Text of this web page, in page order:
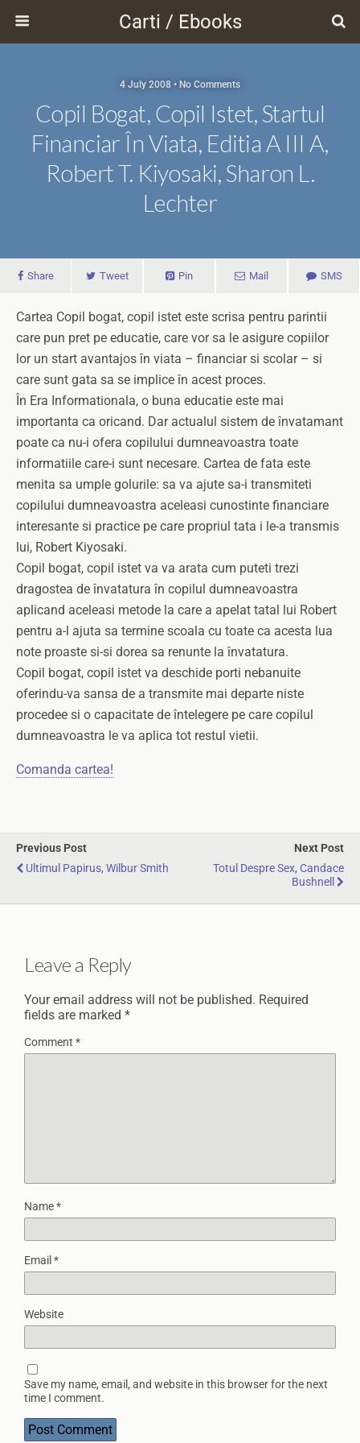
Carti / Ebooks
4 July 2008 • No Comments
Copil Bogat, Copil Istet, Startul
Financiar În Viata, Editia A III A,
Robert T. Kiyosaki, Sharon L.
Lechter
Share Tweet Pin Mail SMS
Cartea Copil bogat, copil istet este scrisa pentru parintii
care pun pret pe educatie, care vor sa le asigure copiilor
lor un start avantajos în viata – financiar si scolar – si
care sunt gata sa se implice în acest proces.
În Era Informationala, o buna educatie este mai
importanta ca oricand. Dar actualul sistem de învatamant
poate ca nu-i ofera copilului dumneavoastra toate
informatiile care-i sunt necesare. Cartea de fata este
menita sa umple golurile: sa va ajute sa-i transmiteti
copilului dumneavoastra aceleasi cunostinte financiare
interesante si practice pe care propriul tata i le-a transmis
lui, Robert Kiyosaki.
Copil bogat, copil istet va va arata cum puteti trezi
dragostea de învatatura în copilul dumneavoastra
aplicand aceleasi metode la care a apelat tatal lui Robert
pentru a-l ajuta sa termine scoala cu toate ca acesta lua
note proaste si-si dorea sa renunte la învatatura.
Copil bogat, copil istet va deschide porti nebanuite
oferindu-va sansa de a transmite mai departe niste
procedee si o capacitate de întelegere pe care copilul
dumneavoastra le va aplica tot restul vietii.
Comanda cartea!
Previous Post
Ultimul Papirus, Wilbur Smith
Next Post
Totul Despre Sex, Candace
Bushnell
Leave a Reply
Your email address will not be published. Required
fields are marked *
Comment *
Name*
Email *
Website
Save my name, email, and website in this browser for the next
time I comment.